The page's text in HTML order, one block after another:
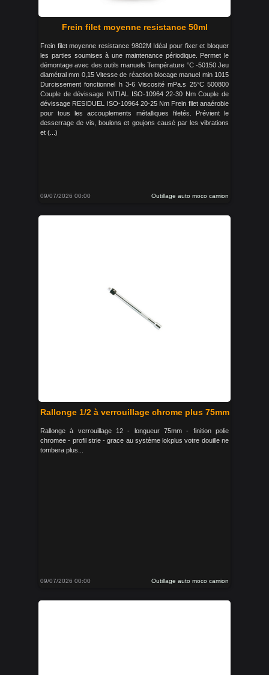
Frein filet moyenne resistance 50ml
Frein filet moyenne resistance 9802M Idéal pour fixer et bloquer
les parties soumises à une maintenance périodique. Permet le
démontage avec des outils manuels Température °C -50150 Jeu
diamétral mm 0,15 Vitesse de réaction blocage manuel min 1015
Durcissement fonctionnel h 3-6 Viscosité mPa.s 25°C 500800
Couple de dévissage INITIAL ISO-10964 22-30 Nm Couple de
dévissage RESIDUEL ISO-10964 20-25 Nm Frein filet anaérobie
pour tous les accouplements métalliques filetés. Prévient le
desserrage de vis, boulons et goujons causé par les vibrations
et (...)
09/07/2026 00:00 Outillage auto moco camion
Rallonge 1/2 à verrouillage chrome plus 75mm
Rallonge à verrouillage 12 - longueur 75mm - finition polie
chromee - profil strie - grace au système lokplus votre douille ne
tombera plus...
09/07/2026 00:00 Outillage auto moco camion